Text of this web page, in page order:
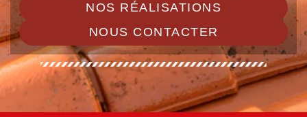
NOS RÉALISATIONS
NOUS CONTACTER